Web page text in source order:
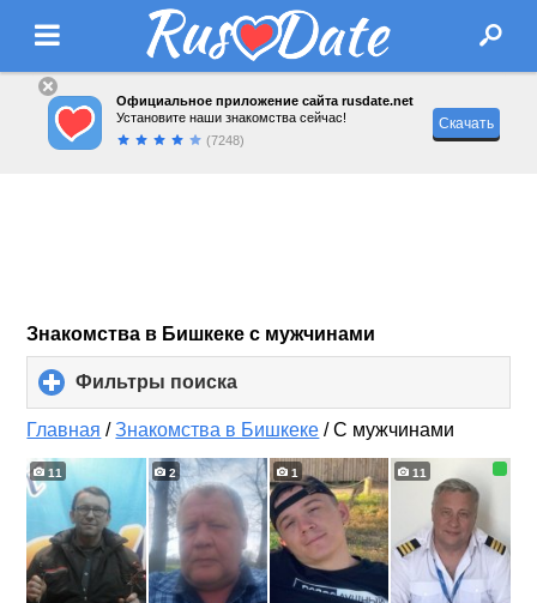
Официальное приложение сайта rusdate.net
Установите наши знакомства сейчас!
(7248)
Скачать
Знакомства в Бишкеке с мужчинами
Фильтры поиска
to
expand
contents
Главная /Знакомства в Бишкеке /С мужчинами
11 2 1 11